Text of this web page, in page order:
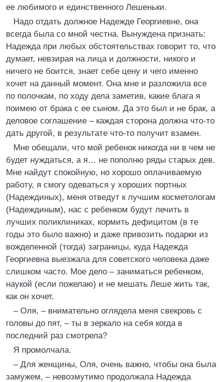
ее любимого и единственного Лешеньки.
Надо отдать должное Надежде Георгиевне, она
всегда была со мной честна. Вынуждена признать:
Надежда при любых обстоятельствах говорит то, что
думает, невзирая на лица и должности, никого и
ничего не боится, знает себе цену и чего именно
хочет на данный момент. Она мне и разложила все
по полочкам, по ходу дела заметив, какие блага я
поимею от брака с ее сыном. Да это был и не брак, а
деловое соглашение – каждая сторона должна что-то
дать другой, в результате что-то получит взамен.
Мне обещали, что мой ребенок никогда ни в чем не
будет нуждаться, а я… не пополню ряды старых дев.
Мне найдут спокойную, но хорошо оплачиваемую
работу, я смогу одеваться у хороших портных
(Надеждиных), меня отведут к лучшим косметологам
(Надеждиным), нас с ребенком будут лечить в
лучших поликлиниках, кормить дефицитом (в те
годы это было важно) и даже привозить подарки из
вожделенной (тогда) заграницы, куда Надежда
Георгиевна выезжала для советского человека даже
слишком часто. Мое дело – заниматься ребенком,
наукой (если пожелаю) и не мешать Леше жить так,
как он хочет.
– Оля, – внимательно оглядела меня свекровь с
головы до пят, – ты в зеркало на себя когда в
последний раз смотрела?
Я промолчала.
– Для женщины, Оля, очень важно, чтобы она была
замужем, – невозмутимо продолжала Надежда